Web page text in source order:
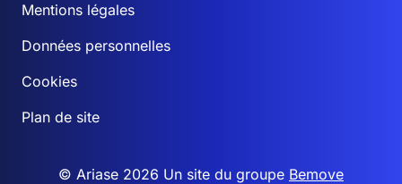
Mentions légales
Données personnelles
Cookies
Plan de site
© Ariase 2026 Un site du groupe Bemove